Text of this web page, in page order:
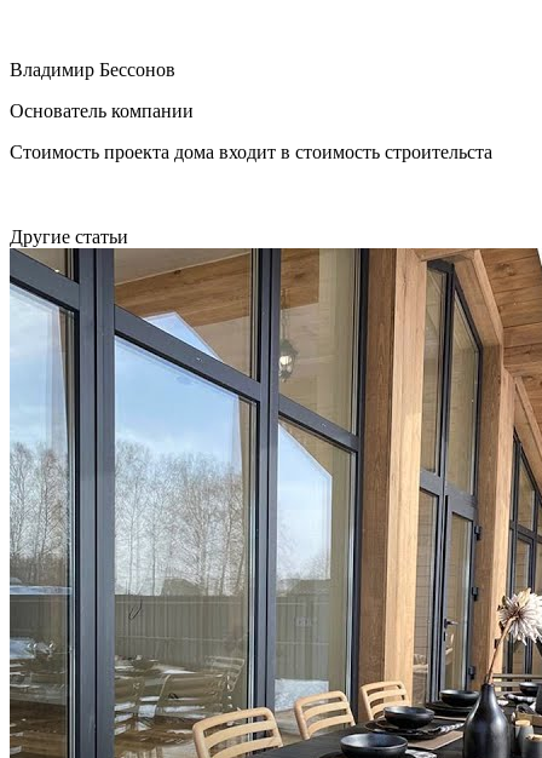
Владимир Бессонов
Основатель компании
Стоимость проекта дома входит в стоимость строительста
Другие статьи